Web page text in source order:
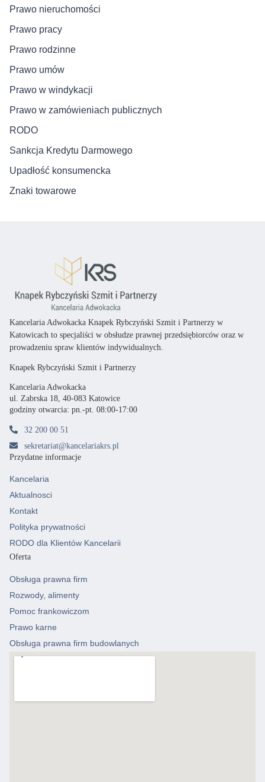
Prawo nieruchomości
Prawo pracy
Prawo rodzinne
Prawo umów
Prawo w windykacji
Prawo w zamówieniach publicznych
RODO
Sankcja Kredytu Darmowego
Upadłość konsumencka
Znaki towarowe
Kancelaria Adwokacka Knapek Rybczyński Szmit i Partnerzy w
Katowicach to specjaliści w obsłudze prawnej przedsiębiorców oraz w
prowadzeniu spraw klientów indywidualnych.
Knapek Rybczyński Szmit i Partnerzy
Kancelaria Adwokacka
ul. Zabrska 18, 40-083 Katowice
godziny otwarcia: pn.-pt. 08:00-17:00
32 200 00 51
sekretariat@kancelariakrs.pl
Przydatne informacje
Kancelaria
Aktualnosci
Kontakt
Polityka prywatności
RODO dla Klientów Kancelarii
Oferta
Obsługa prawna firm
Rozwody, alimenty
Pomoc frankowiczom
Prawo karne
Obsługa prawna firm budowlanych